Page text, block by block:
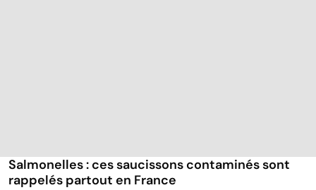
Salmonelles : ces saucissons contaminés sont
rappelés partout en France